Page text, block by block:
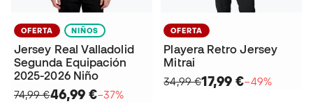
OFERTA NIÑOS
Jersey Real Valladolid
Segunda Equipación
2025-2026 Niño
74,99 €46,99 €−37%
OFERTA
Playera Retro Jersey
Mitrai
34,99 €17,99 €−49%